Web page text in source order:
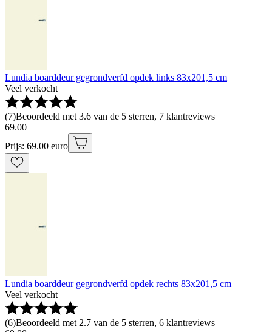
Lundia boarddeur gegrondverfd opdek links 83x201,5 cm
Veel verkocht
(7)Beoordeeld met 3.6 van de 5 sterren, 7 klantreviews
69.00
Prijs: 69.00 euro
Lundia boarddeur gegrondverfd opdek rechts 83x201,5 cm
Veel verkocht
(6)Beoordeeld met 2.7 van de 5 sterren, 6 klantreviews